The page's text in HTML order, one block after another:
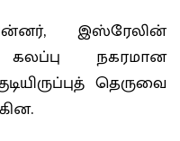
இஸ்ரேலின்
கலப்பு நகரமான
தெருவை